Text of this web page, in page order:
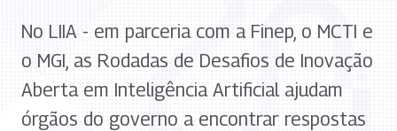
No LIIA - em parceria com a Finep, o MCTI e
o MGI, as Rodadas de Desafios de Inovação
Aberta em Inteligência Artificial ajudam
órgãos do governo a encontrar respostas